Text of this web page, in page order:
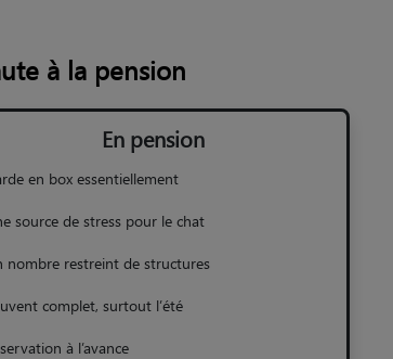
à la pension
En pension
en box essentiellement
source de stress pour le chat
nombre restreint de structures
complet, surtout l’été
à l’avance